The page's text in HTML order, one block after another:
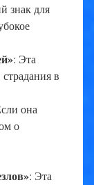
знак для
: Эта
в
она
о
: Эта